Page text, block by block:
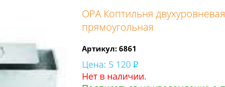
OPA Коптильня двухуровневая
прямоугольная
Артикул: 6861
Цена: 5 120
Нет в наличии.